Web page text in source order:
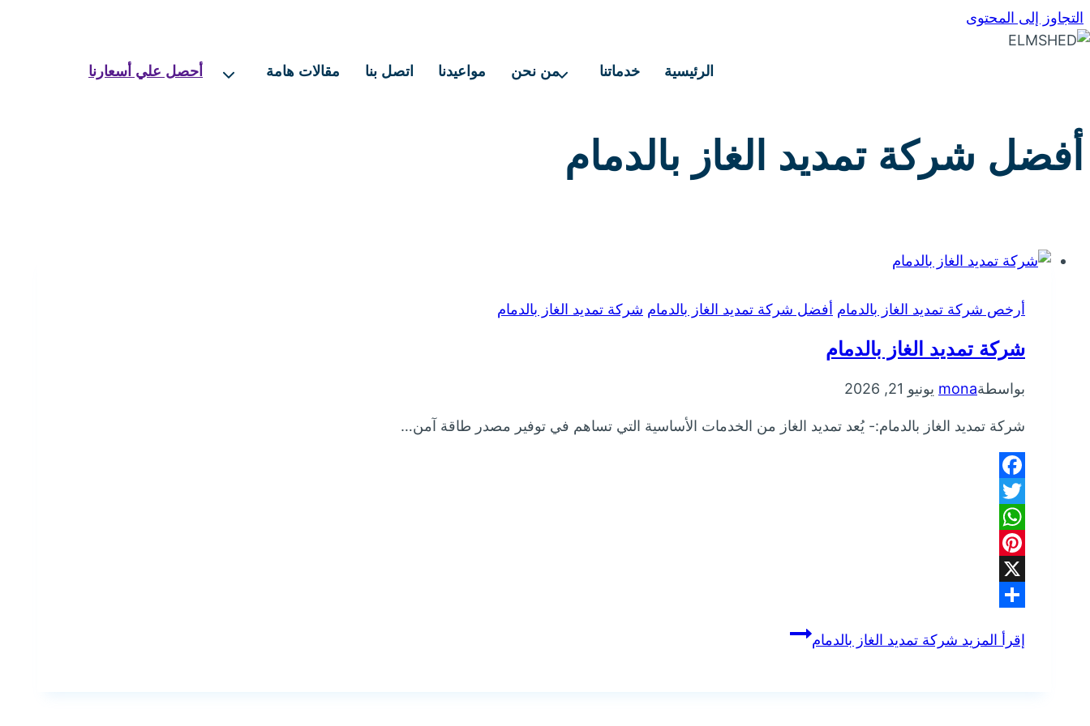
التجاوز إلى المحتوى
الرئيسية خدماتنا من نحن مواعيدنا اتصل بنا مقالات هامة أحصل علي أسعارنا
أفضل شركة تمديد الغاز بالدمام
أرخص شركة تمديد الغاز بالدمام أفضل شركة تمديد الغاز بالدمام شركة تمديد الغاز بالدمام
شركة تمديد الغاز بالدمام
بواسطةmona يونيو 21, 2026
شركة تمديد الغاز بالدمام:- يُعد تمديد الغاز من الخدمات الأساسية التي تساهم في توفير مصدر طاقة آمن…
Facebook
Twitter
WhatsApp
Pinterest
X
إقرأ المزيد شركة تمديد الغاز بالدمام